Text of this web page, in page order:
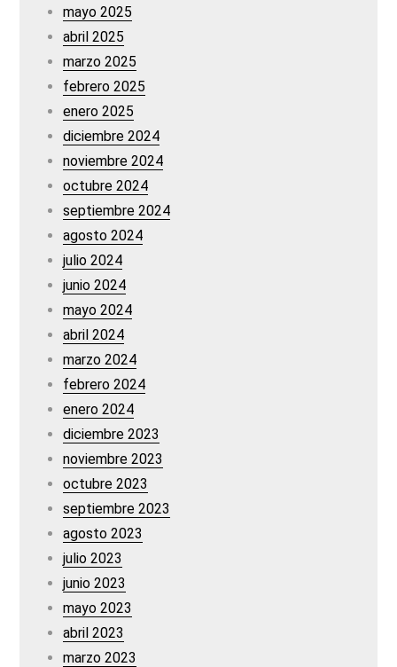
mayo 2025
abril 2025
marzo 2025
febrero 2025
enero 2025
diciembre 2024
noviembre 2024
octubre 2024
septiembre 2024
agosto 2024
julio 2024
junio 2024
mayo 2024
abril 2024
marzo 2024
febrero 2024
enero 2024
diciembre 2023
noviembre 2023
octubre 2023
septiembre 2023
agosto 2023
julio 2023
junio 2023
mayo 2023
abril 2023
marzo 2023